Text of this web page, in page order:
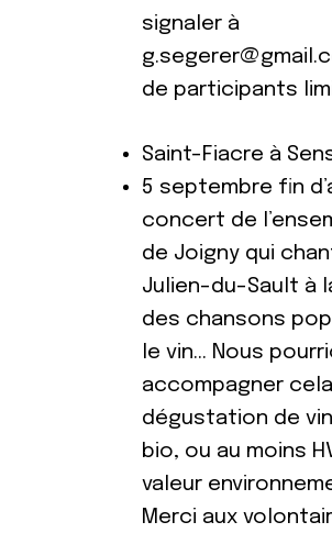
signaler à
de participants
Saint-Fiacre à
5 septembre fin
concert de
de Joigny qui
Julien-du-Sault à
des chansons
le vin… Nous
accompagner
dégustation de
bio, ou au moins
valeur
Merci aux